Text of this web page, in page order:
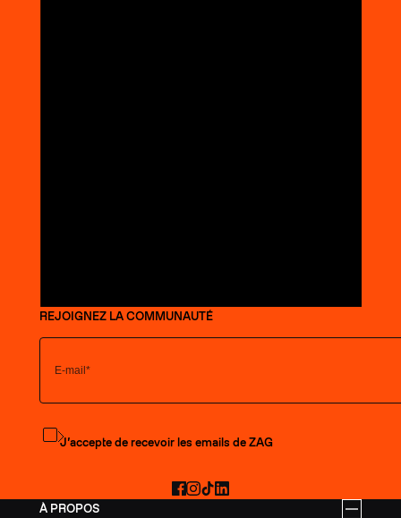
À PROPOS
REJOIGNEZ LA COMMUNAUTÉ
S'abonner à la newsletter
J’accepte de recevoir les emails de ZAG
Facebook
Instagram
TikTokLinkedIn